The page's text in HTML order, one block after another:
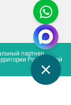
партнер
Российской